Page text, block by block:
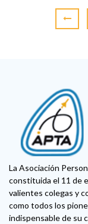
La Asociación
constituida el 11 de
valientes colegas y
como todos los
indispensable de su